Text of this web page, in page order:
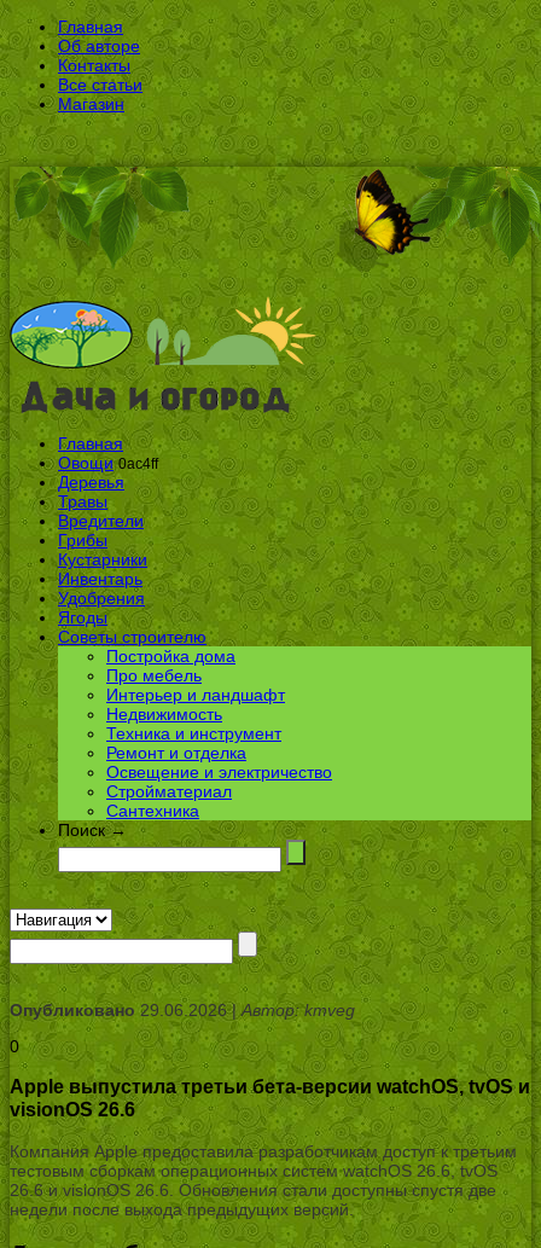
Главная
Об авторе
Контакты
Все статьи
Магазин
Главная
Овощи 0ac4ff
Деревья
Травы
Вредители
Грибы
Кустарники
Инвентарь
Удобрения
Ягоды
Советы строителю
Постройка дома
Про мебель
Интерьер и ландшафт
Недвижимость
Техника и инструмент
Ремонт и отделка
Освещение и электричество
Стройматериал
Сантехника
Поиск →
Опубликовано29.06.2026 |Автор: kmveg
0
Apple выпустила третьи бета-версии watchOS, tvOS и
visionOS 26.6
Компания Apple предоставила разработчикам доступ к третьим
тестовым сборкам операционных систем watchOS 26.6, tvOS
26.6 и visionOS 26.6. Обновления стали доступны спустя две
недели после выхода предыдущих версий.